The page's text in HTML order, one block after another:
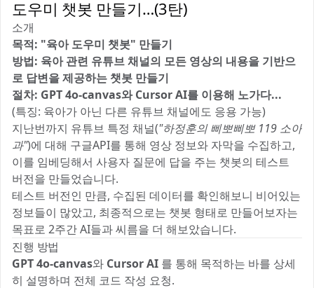
도우미 챗봇 만들기…(3탄)
소개
목적: "육아 도우미 챗봇" 만들기
방법: 육아 관련 유튜브 채널의 모든 영상의 내용을 기반으
로 답변을 제공하는 챗봇 만들기
절차: GPT 4o-canvas와 Cursor AI를 이용해 노가다... 😓
(특징: 육아가 아닌 다른 유튜브 채널에도 응용 가능)
지난번까지 유튜브 특정 채널("하정훈의 삐뽀삐뽀 119 소아
과")에 대해 구글API를 통해 영상 정보와 자막을 수집하고,
이를 임베딩해서 사용자 질문에 답을 주는 챗봇의 테스트
버전을 만들었습니다.
테스트 버전인 만큼, 수집된 데이터를 확인해보니 비어있는
정보들이 많았고, 최종적으로는 챗봇 형태로 만들어보자는
목표로 2주간 AI들과 씨름을 더 해보았습니다.
진행 방법
GPT 4o-canvas와 Cursor AI 를 통해 목적하는 바를 상세
히 설명하며 전체 코드 작성 요청.